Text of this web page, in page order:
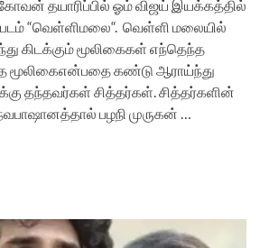
தயாரிப்பில் ஓம் விஜய் இயக்கத்தில்
படம் “வெள்ளிமலை“. வெள்ளி மலையில்
கிடக்கும் மூலிகைகள் எந்தெந்த
மூலிகைஎன்பதை கண்டு ஆராய்ந்து
தந்தவர்கள் சித்தர்கள். சித்தர்களின்
பழநி முருகன் …